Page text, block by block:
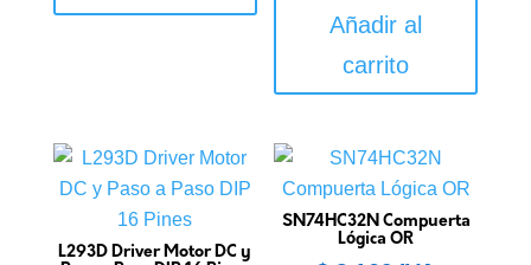
Añadir al
carrito
L293D Driver Motor DC y
SN74HC32N Compuerta
Lógica OR